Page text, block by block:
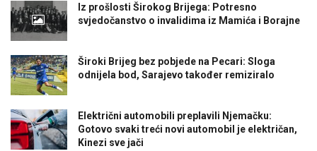
Iz prošlosti Širokog Brijega: Potresno
svjedočanstvo o invalidima iz Mamića i Borajne
Široki Brijeg bez pobjede na Pecari: Sloga
odnijela bod, Sarajevo također remiziralo
Električni automobili preplavili Njemačku:
Gotovo svaki treći novi automobil je električan,
Kinezi sve jači